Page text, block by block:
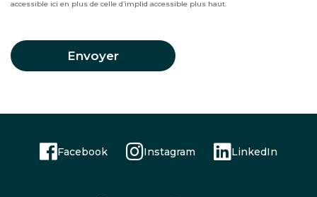
accessible ici en plus de celle d’implid accessible plus haut.
Envoyer
Facebook Instagram LinkedIn